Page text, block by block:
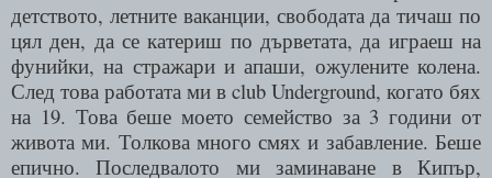
детството, летните ваканции, свободата да тичаш по
цял ден, да се катериш по дърветата, да играеш на
фунийки, на стражари и апаши, ожулените колена.
След това работата ми в club Underground, когато бях
на 19. Това беше моето семейство за 3 години от
живота ми. Толкова много смях и забавление. Беше
епично. Последвалото ми заминаване в Кипър,